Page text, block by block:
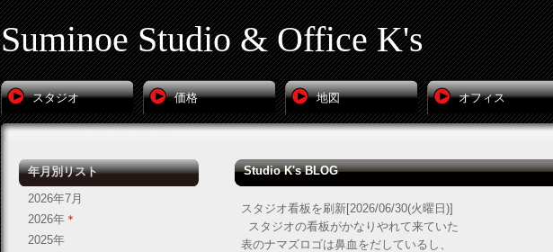
Suminoe Studio & Office K's
スタジオ 価格 地図 オフィス
Studio K's BLOG
スタジオ看板を刷新[2026/06/30(火曜日)]
スタジオの看板がかなりやれて来ていた
表のナマズロゴは鼻血をだしているし、
年月別リスト
2026年7月
2026年 ＊
2025年